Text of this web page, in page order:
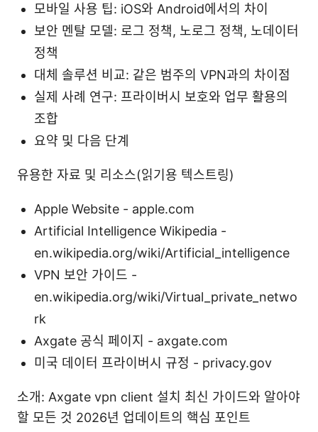
모바일 사용 팁: iOS와 Android에서의 차이
보안 멘탈 모델: 로그 정책, 노로그 정책, 노데이터
정책
대체 솔루션 비교: 같은 범주의 VPN과의 차이점
실제 사례 연구: 프라이버시 보호와 업무 활용의
조합
요약 및 다음 단계
유용한 자료 및 리소스(읽기용 텍스트링)
Apple Website - apple.com
Artificial Intelligence Wikipedia -
en.wikipedia.org/wiki/Artificial_intelligence
VPN 보안 가이드 -
en.wikipedia.org/wiki/Virtual_private_netwo
rk
Axgate 공식 페이지 - axgate.com
미국 데이터 프라이버시 규정 - privacy.gov
소개: Axgate vpn client 설치 최신 가이드와 알아야
할 모든 것 2026년 업데이트의 핵심 포인트